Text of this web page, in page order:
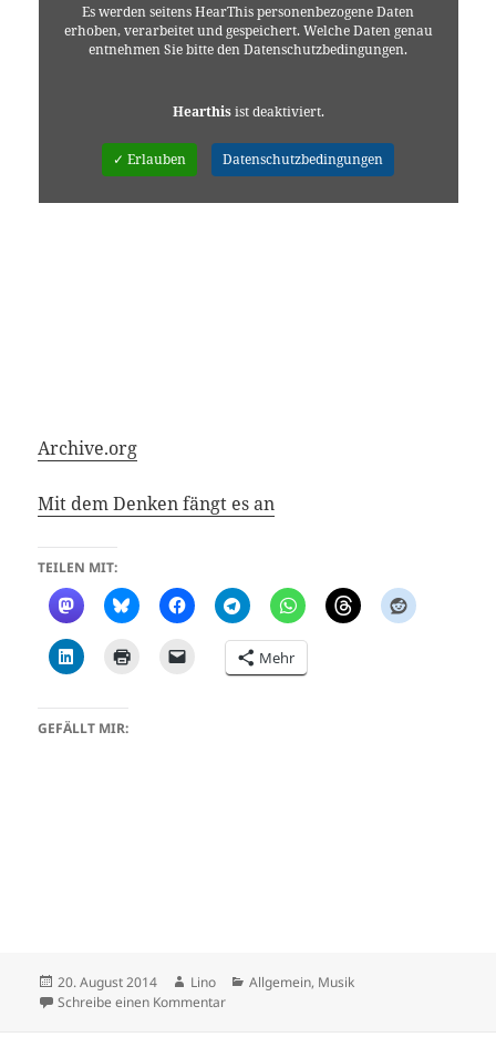
Es werden seitens HearThis personenbezogene Daten
erhoben, verarbeitet und gespeichert. Welche Daten genau
entnehmen Sie bitte den Datenschutzbedingungen.
Hearthisist deaktiviert.
✓ Erlauben Datenschutzbedingungen
Archive.org
Mit dem Denken fängt es an
TEILEN MIT:
Mehr
GEFÄLLT MIR:
Veröffentlicht
am
20. August 2014 Autor
Lino Kategorien
Allgemein, Musik
Schreibe einen Kommentarzu Der Gedanken lesende Gartenzwerg